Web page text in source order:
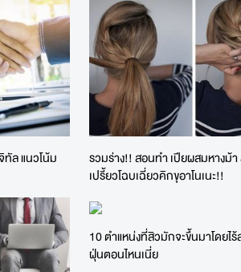
ล แนวโน้ม
รวมร่าง!! สอนทำ เปียผสมหางม้
เปรี้ยวโฉบเฉี่ยวคิกขุอาโนเนะ!!
10 ตำแหน่งที่สิวมักจะขึ้นมาโดยไร้
ฝุ่นตอนไหนเนี่ย